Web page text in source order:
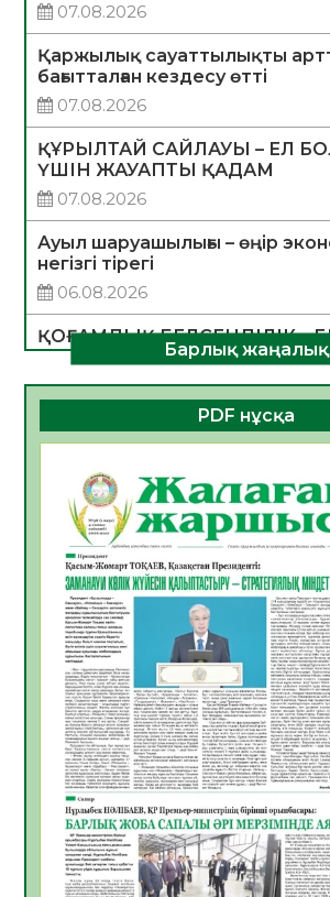
07.08.2026
Қаржылық сауаттылықты
бағытталған кездесу өтті
07.08.2026
ҚҰРЫЛТАЙ САЙЛАУЫ – ЕЛ
ҮШІН ЖАУАПТЫ ҚАДАМ
07.08.2026
Ауыл шаруашылығы – өңір
негізгі тірегі
06.08.2026
ҚОҒАМДЫҚ БЕЛСЕНДІЛІК –
ДАМУЫНЫҢ НЕГІЗІ
06.08.2026
ҚҰРЫЛТАЙ САЙЛАУЫ –
06.08.2026
Инфекциялық ауруларға
жұмыстарының тиімділігі
06.08.2026
Көкжөтел ауруы туралы
06.08.2026
АПВ вакцинасы туралы
06.08.2026
Open Air: Қызылорда облысы
департаменті 20 мыңнан
көрерменнің қауіпсіздігін
06.08.2026
ҚЫЗЫЛОРДАДА «САНАЛЫ
Барлық жаңалық
PDF нұсқа